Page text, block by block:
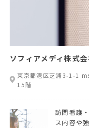
ソフィアメディ株式
東京都港区芝浦3-1-1
15階
訪問看護
ス内容や